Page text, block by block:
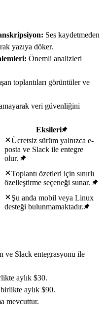
Ses kaydetmeden
yazıya döker.
Önemli analizleri
toplantıları görüntüler ve
veri güvenliğini
Eksileri
Ücretsiz sürüm yalnızca e-
posta ve Slack ile entegre
olur.
Toplantı özetleri için sınırlı
özelleştirme seçeneği sunar.
Şu anda mobil veya Linux
desteği bulunmamaktadır.
ve Slack entegrasyonu ile
aylık $30.
aylık $90.
mevcuttur.